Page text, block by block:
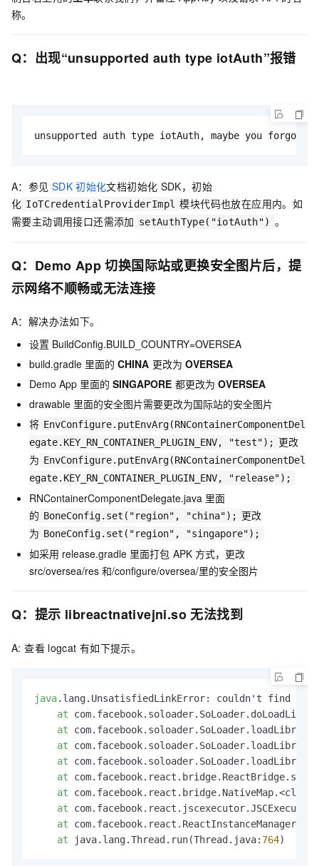
称。
Q：出现“unsupported auth type iotAuth”报错
unsupported auth type iotAuth, maybe you forgot
A：参见 SDK 初始化文档初始化 SDK，初始
化 IoTCredentialProviderImpl 模块代码也放在应用内。如
需要主动调用接口还需添加 setAuthType("iotAuth") 。
Q：Demo App 切换国际站或更换安全图片后，提
示网络不顺畅或无法连接
A：解决办法如下。
设置 BuildConfig.BUILD_COUNTRY=OVERSEA
build.gradle 里面的 CHINA 更改为 OVERSEA
Demo App 里面的 SINGAPORE 都更改为 OVERSEA
drawable 里面的安全图片需要更改为国际站的安全图片
将 EnvConfigure.putEnvArg(RNContainerComponentDel
egate.KEY_RN_CONTAINER_PLUGIN_ENV, "test"); 更改
为 EnvConfigure.putEnvArg(RNContainerComponentDel
egate.KEY_RN_CONTAINER_PLUGIN_ENV, "release");
RNContainerComponentDelegate.java 里面
的 BoneConfig.set("region", "china"); 更改
为 BoneConfig.set("region", "singapore");
如采用 release.gradle 里面打包 APK 方式，更改
src/oversea/res 和/configure/oversea/里的安全图片
Q：提示 libreactnativejni.so 无法找到
A: 查看 logcat 有如下提示。
java.lang.UnsatisfiedLinkError: couldn't find
at
at
at
at
at
at
at
at com.facebook.react.ReactInstanceManager$
at java.lang.Thread.run(Thread.java: 764)